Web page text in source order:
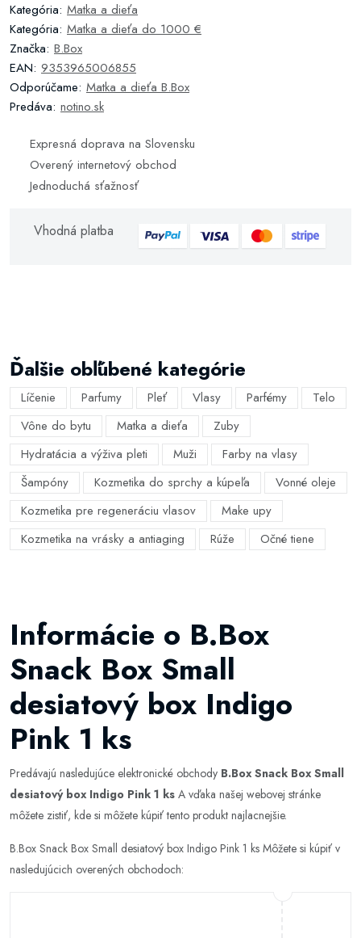
Kategória: Matka a dieťa
Kategória: Matka a dieťa do 1000 €
Značka: B.Box
EAN: 9353965006855
Odporúčame: Matka a dieťa B.Box
Predáva: notino.sk
Expresná doprava na Slovensku
Overený internetový obchod
Jednoduchá sťažnosť
Vhodná platba
Ďalšie obľúbené kategórie
Líčenie Parfumy Pleť Vlasy Parfémy
Telo
Vône do bytu
Matka a dieťa
Zuby
Hydratácia a výživa pleti
Muži
Farby na vlasy
Šampóny
Kozmetika do sprchy a kúpeľa
Vonné oleje
Kozmetika pre regeneráciu vlasov
Make upy
Kozmetika na vrásky a antiaging
Rúže Očné tiene
Informácie o B.Box
Snack Box Small
desiatový box Indigo
Pink 1 ks
Predávajú nasledujúce elektronické obchody B.Box Snack Box Small
desiatový box Indigo Pink 1 ks A vďaka našej webovej stránke
môžete zistiť, kde si môžete kúpiť tento produkt najlacnejšie.
B.Box Snack Box Small desiatový box Indigo Pink 1 ks Môžete si kúpiť v
nasledujúcich overených obchodoch: